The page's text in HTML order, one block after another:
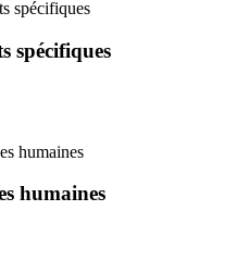
spécifiques
spécifiques
humaines
humaines